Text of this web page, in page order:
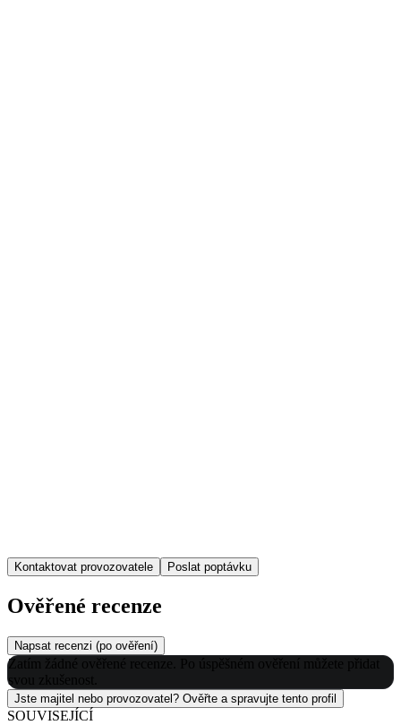
Kontaktovat provozovatele Poslat poptávku
Ověřené recenze
Napsat recenzi (po ověření)
Zatím žádné ověřené recenze. Po úspěšném ověření můžete přidat
svou zkušenost.
Jste majitel nebo provozovatel? Ověřte a spravujte tento profil
SOUVISEJÍCÍ